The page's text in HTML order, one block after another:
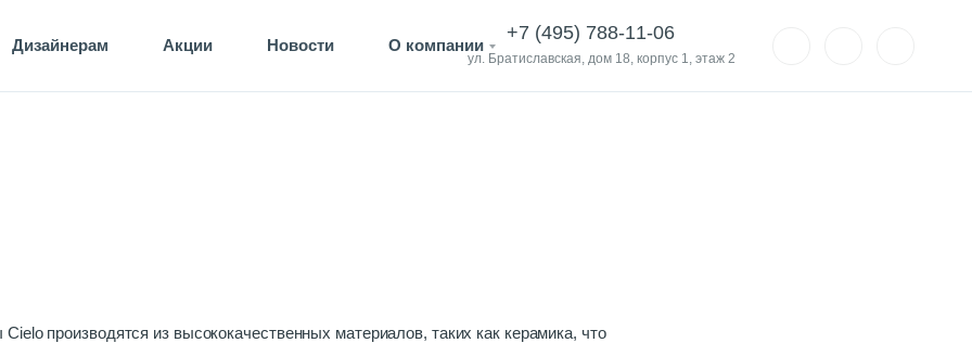
Дизайнерам Акции Новости О компании
+7 (495) 788-11-06
ул. Братиславская, дом 18, корпус 1, этаж 2
производятся из высококачественных материалов, таких как керамика, что